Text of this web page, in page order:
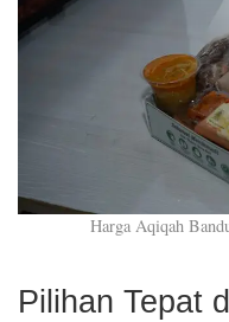
Harga Aqiqah
Pilihan Tepat